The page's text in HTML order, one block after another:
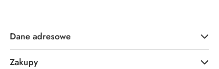
Dane adresowe
Zakupy